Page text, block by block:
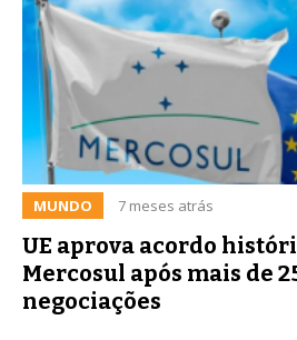
MUNDO 7 meses atrás
UE aprova acordo
Mercosul após mais de
negociações